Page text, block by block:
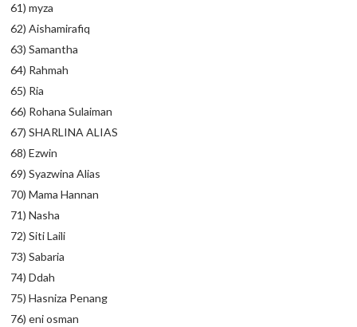
61) myza
62) Aishamirafiq
63) Samantha
64) Rahmah
65) Ria
66) Rohana Sulaiman
67) SHARLINA ALIAS
68) Ezwin
69) Syazwina Alias
70) Mama Hannan
71) Nasha
72) Siti Laili
73) Sabaria
74) Ddah
75) Hasniza Penang
76) eni osman